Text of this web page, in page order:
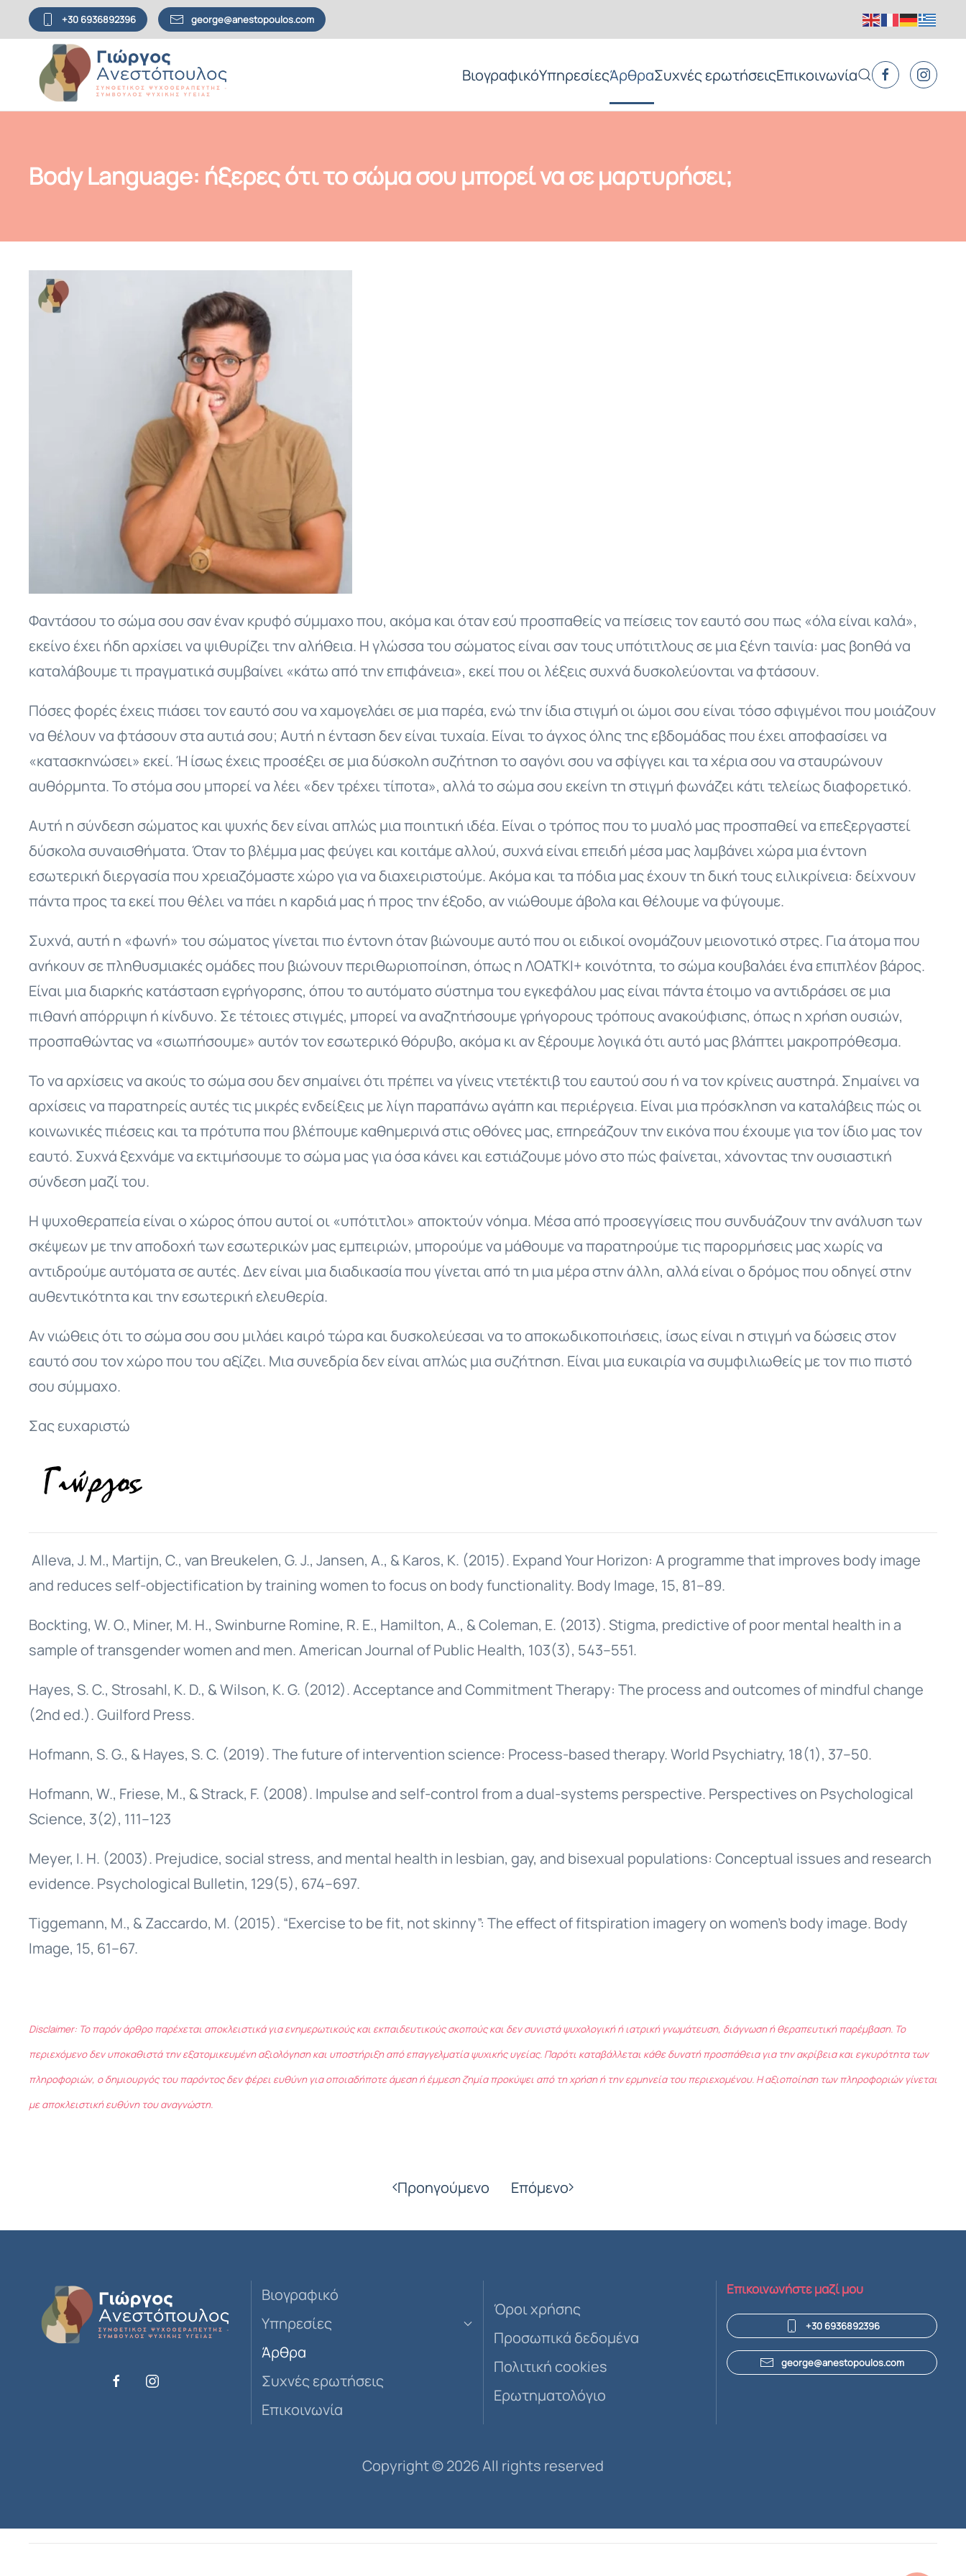
Skip to main content
+30 6936892396 george@anestopoulos.com
ΒιογραφικόΥπηρεσίεςΆρθραΣυχνές ερωτήσειςΕπικοινωνία
Body Language: ήξερες ότι το σώμα σου μπορεί να σε μαρτυρήσει;
Φαντάσου το σώμα σου σαν έναν κρυφό σύμμαχο που, ακόμα και όταν εσύ προσπαθείς να πείσεις τον εαυτό σου πως «όλα είναι καλά»,
εκείνο έχει ήδη αρχίσει να ψιθυρίζει την αλήθεια. Η γλώσσα του σώματος είναι σαν τους υπότιτλους σε μια ξένη ταινία: μας βοηθά να
καταλάβουμε τι πραγματικά συμβαίνει «κάτω από την επιφάνεια», εκεί που οι λέξεις συχνά δυσκολεύονται να φτάσουν.
Πόσες φορές έχεις πιάσει τον εαυτό σου να χαμογελάει σε μια παρέα, ενώ την ίδια στιγμή οι ώμοι σου είναι τόσο σφιγμένοι που μοιάζουν
να θέλουν να φτάσουν στα αυτιά σου; Αυτή η ένταση δεν είναι τυχαία. Eίναι το άγχος όλης της εβδομάδας που έχει αποφασίσει να
«κατασκηνώσει» εκεί. Ή ίσως έχεις προσέξει σε μια δύσκολη συζήτηση το σαγόνι σου να σφίγγει και τα χέρια σου να σταυρώνουν
αυθόρμητα. Το στόμα σου μπορεί να λέει «δεν τρέχει τίποτα», αλλά το σώμα σου εκείνη τη στιγμή φωνάζει κάτι τελείως διαφορετικό.
Αυτή η σύνδεση σώματος και ψυχής δεν είναι απλώς μια ποιητική ιδέα. Είναι ο τρόπος που το μυαλό μας προσπαθεί να επεξεργαστεί
δύσκολα συναισθήματα. Όταν το βλέμμα μας φεύγει και κοιτάμε αλλού, συχνά είναι επειδή μέσα μας λαμβάνει χώρα μια έντονη
εσωτερική διεργασία που χρειαζόμαστε χώρο για να διαχειριστούμε. Ακόμα και τα πόδια μας έχουν τη δική τους ειλικρίνεια: δείχνουν
πάντα προς τα εκεί που θέλει να πάει η καρδιά μας ή προς την έξοδο, αν νιώθουμε άβολα και θέλουμε να φύγουμε.
Συχνά, αυτή η «φωνή» του σώματος γίνεται πιο έντονη όταν βιώνουμε αυτό που οι ειδικοί ονομάζουν μειονοτικό στρες. Για άτομα που
ανήκουν σε πληθυσμιακές ομάδες που βιώνουν περιθωριοποίηση, όπως η ΛΟΑΤΚΙ+ κοινότητα, το σώμα κουβαλάει ένα επιπλέον βάρος.
Είναι μια διαρκής κατάσταση εγρήγορσης, όπου το αυτόματο σύστημα του εγκεφάλου μας είναι πάντα έτοιμο να αντιδράσει σε μια
πιθανή απόρριψη ή κίνδυνο. Σε τέτοιες στιγμές, μπορεί να αναζητήσουμε γρήγορους τρόπους ανακούφισης, όπως η χρήση ουσιών,
προσπαθώντας να «σιωπήσουμε» αυτόν τον εσωτερικό θόρυβο, ακόμα κι αν ξέρουμε λογικά ότι αυτό μας βλάπτει μακροπρόθεσμα.
Το να αρχίσεις να ακούς το σώμα σου δεν σημαίνει ότι πρέπει να γίνεις ντετέκτιβ του εαυτού σου ή να τον κρίνεις αυστηρά. Σημαίνει να
αρχίσεις να παρατηρείς αυτές τις μικρές ενδείξεις με λίγη παραπάνω αγάπη και περιέργεια. Είναι μια πρόσκληση να καταλάβεις πώς οι
κοινωνικές πιέσεις και τα πρότυπα που βλέπουμε καθημερινά στις οθόνες μας, επηρεάζουν την εικόνα που έχουμε για τον ίδιο μας τον
εαυτό. Συχνά ξεχνάμε να εκτιμήσουμε το σώμα μας για όσα κάνει και εστιάζουμε μόνο στο πώς φαίνεται, χάνοντας την ουσιαστική
σύνδεση μαζί του.
Η ψυχοθεραπεία είναι ο χώρος όπου αυτοί οι «υπότιτλοι» αποκτούν νόημα. Μέσα από προσεγγίσεις που συνδυάζουν την ανάλυση των
σκέψεων με την αποδοχή των εσωτερικών μας εμπειριών, μπορούμε να μάθουμε να παρατηρούμε τις παρορμήσεις μας χωρίς να
αντιδρούμε αυτόματα σε αυτές. Δεν είναι μια διαδικασία που γίνεται από τη μια μέρα στην άλλη, αλλά είναι ο δρόμος που οδηγεί στην
αυθεντικότητα και την εσωτερική ελευθερία.
Αν νιώθεις ότι το σώμα σου σου μιλάει καιρό τώρα και δυσκολεύεσαι να το αποκωδικοποιήσεις, ίσως είναι η στιγμή να δώσεις στον
εαυτό σου τον χώρο που του αξίζει. Μια συνεδρία δεν είναι απλώς μια συζήτηση. Eίναι μια ευκαιρία να συμφιλιωθείς με τον πιο πιστό
σου σύμμαχο.
Σας ευχαριστώ
Alleva, J. M., Martijn, C., van Breukelen, G. J., Jansen, A., & Karos, K. (2015). Expand Your Horizon: A programme that improves body image
and reduces self-objectification by training women to focus on body functionality. Body Image, 15, 81–89.
Bockting, W. O., Miner, M. H., Swinburne Romine, R. E., Hamilton, A., & Coleman, E. (2013). Stigma, predictive of poor mental health in a
sample of transgender women and men. American Journal of Public Health, 103(3), 543–551.
Hayes, S. C., Strosahl, K. D., & Wilson, K. G. (2012). Acceptance and Commitment Therapy: The process and outcomes of mindful change
(2nd ed.). Guilford Press.
Hofmann, S. G., & Hayes, S. C. (2019). The future of intervention science: Process-based therapy. World Psychiatry, 18(1), 37–50.
Hofmann, W., Friese, M., & Strack, F. (2008). Impulse and self-control from a dual-systems perspective. Perspectives on Psychological
Science, 3(2), 111–123
Meyer, I. H. (2003). Prejudice, social stress, and mental health in lesbian, gay, and bisexual populations: Conceptual issues and research
evidence. Psychological Bulletin, 129(5), 674–697.
Tiggemann, M., & Zaccardo, M. (2015). “Exercise to be fit, not skinny”: The effect of fitspiration imagery on women’s body image. Body
Image, 15, 61–67.
Disclaimer: Το παρόν άρθρο παρέχεται αποκλειστικά για ενημερωτικούς και εκπαιδευτικούς σκοπούς και δεν συνιστά ψυχολογική ή ιατρική γνωμάτευση, διάγνωση ή θεραπευτική παρέμβαση. Το
περιεχόμενο δεν υποκαθιστά την εξατομικευμένη αξιολόγηση και υποστήριξη από επαγγελματία ψυχικής υγείας. Παρότι καταβάλλεται κάθε δυνατή προσπάθεια για την ακρίβεια και εγκυρότητα των
πληροφοριών, ο δημιουργός του παρόντος δεν φέρει ευθύνη για οποιαδήποτε άμεση ή έμμεση ζημία προκύψει από τη χρήση ή την ερμηνεία του περιεχομένου. Η αξιοποίηση των πληροφοριών γίνεται
με αποκλειστική ευθύνη του αναγνώστη.
Προηγούμενο Επόμενο
Βιογραφικό
Υπηρεσίες
Άρθρα
Συχνές ερωτήσεις
Επικοινωνία
Όροι χρήσης
Προσωπικά δεδομένα
Πολιτική cookies
Ερωτηματολόγιο
Επικοινωνήστε μαζί μου
+30 6936892396
george@anestopoulos.com
Copyright ©2026 All rights reserved